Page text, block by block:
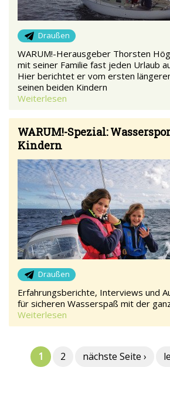
Draußen
WARUM!-Herausgeber Thorsten
mit seiner Familie fast jeden Urlaub
Hier berichtet er vom ersten
seinen beiden Kindern
Weiterlesen
WARUM!-Spezial:
Kindern
Draußen
Erfahrungsberichte, Interviews und
für sicheren Wasserspaß mit der
Weiterlesen
1 2 nächste Seite ›